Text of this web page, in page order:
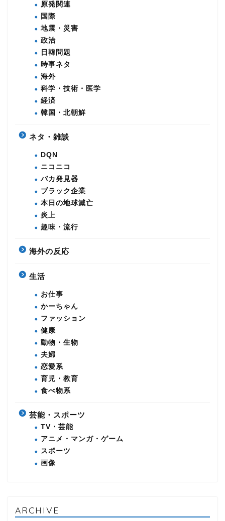
原発関連
国際
地震・災害
政治
日韓問題
時事ネタ
海外
科学・技術・医学
経済
韓国・北朝鮮
ネタ・雑談
DQN
ニコニコ
バカ発見器
ブラック企業
本日の地球滅亡
炎上
趣味・流行
海外の反応
生活
お仕事
かーちゃん
ファッション
健康
動物・生物
夫婦
恋愛系
育児・教育
食べ物系
芸能・スポーツ
TV・芸能
アニメ・マンガ・ゲーム
スポーツ
画像
ARCHIVE